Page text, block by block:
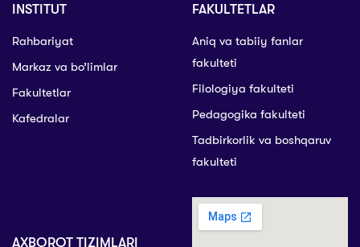
INSTITUT
Rahbariyat
Markaz va bo’limlar
Fakultetlar
Kafedralar
FAKULTETLAR
Aniq va tabiiy fanlar
fakulteti
Filologiya fakulteti
Pedagogika fakulteti
Tadbirkorlik va boshqaruv
fakulteti
AXBOROT TIZIMLARI